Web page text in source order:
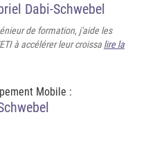
Dabi-Schwebel
de formation, j'aide les
à accélérer leur croissa lire la
Mobile :